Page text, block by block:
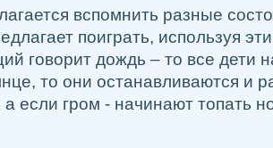
вспомнить разные
поиграть, используя
говорит дождь – то все дети
то они останавливаются и
а если гром - начинают топать